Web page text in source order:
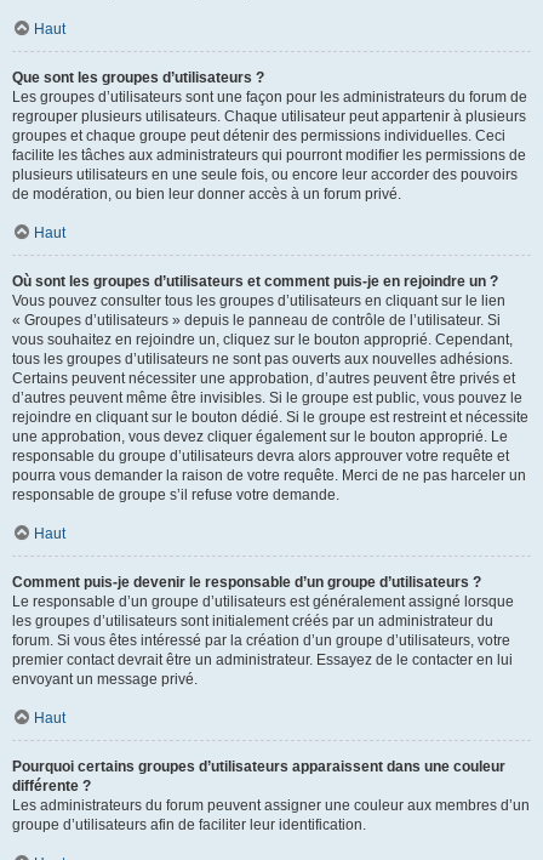
Haut
Que sont les groupes d’utilisateurs ?
Les groupes d’utilisateurs sont une façon pour les administrateurs du forum de
regrouper plusieurs utilisateurs. Chaque utilisateur peut appartenir à plusieurs
groupes et chaque groupe peut détenir des permissions individuelles. Ceci
facilite les tâches aux administrateurs qui pourront modifier les permissions de
plusieurs utilisateurs en une seule fois, ou encore leur accorder des pouvoirs
de modération, ou bien leur donner accès à un forum privé.
Haut
Où sont les groupes d’utilisateurs et comment puis-je en rejoindre un ?
Vous pouvez consulter tous les groupes d’utilisateurs en cliquant sur le lien
« Groupes d’utilisateurs » depuis le panneau de contrôle de l’utilisateur. Si
vous souhaitez en rejoindre un, cliquez sur le bouton approprié. Cependant,
tous les groupes d’utilisateurs ne sont pas ouverts aux nouvelles adhésions.
Certains peuvent nécessiter une approbation, d’autres peuvent être privés et
d’autres peuvent même être invisibles. Si le groupe est public, vous pouvez le
rejoindre en cliquant sur le bouton dédié. Si le groupe est restreint et nécessite
une approbation, vous devez cliquer également sur le bouton approprié. Le
responsable du groupe d’utilisateurs devra alors approuver votre requête et
pourra vous demander la raison de votre requête. Merci de ne pas harceler un
responsable de groupe s’il refuse votre demande.
Haut
Comment puis-je devenir le responsable d’un groupe d’utilisateurs ?
Le responsable d’un groupe d’utilisateurs est généralement assigné lorsque
les groupes d’utilisateurs sont initialement créés par un administrateur du
forum. Si vous êtes intéressé par la création d’un groupe d’utilisateurs, votre
premier contact devrait être un administrateur. Essayez de le contacter en lui
envoyant un message privé.
Haut
Pourquoi certains groupes d’utilisateurs apparaissent dans une couleur
différente ?
Les administrateurs du forum peuvent assigner une couleur aux membres d’un
groupe d’utilisateurs afin de faciliter leur identification.